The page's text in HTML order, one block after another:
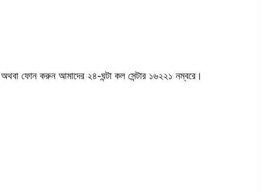
ফোন করুন আমাদের ২৪-ঘন্টা কল সেন্টার ১৬২২১ নম্বরে।